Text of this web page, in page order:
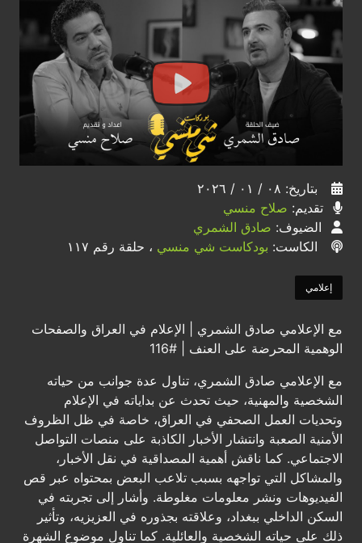
بتاريخ: ٠٨ / ٠١ / ٢٠٢٦
تقديم: صلاح منسي
الضيوف: صادق الشمري
الكاست: بودكاست شي منسي ، حلقة رقم ١١٧
إعلامي
مع الإعلامي صادق الشمري | الإعلام في العراق والصفحات
الوهمية المحرضة على العنف | #116
مع الإعلامي صادق الشمري، تناول عدة جوانب من حياته
الشخصية والمهنية، حيث تحدث عن بداياته في الإعلام
وتحديات العمل الصحفي في العراق، خاصة في ظل الظروف
الأمنية الصعبة وانتشار الأخبار الكاذبة على منصات التواصل
الاجتماعي. كما ناقش أهمية المصداقية في نقل الأخبار،
والمشاكل التي تواجهه بسبب تلاعب البعض بمحتواه عبر قص
الفيديوهات ونشر معلومات مغلوطة. وأشار إلى تجربته في
السكن الداخلي ببغداد، وعلاقته بجذوره في العزيزيه، وتأثير
ذلك على حياته الشخصية والعائلية. كما تناول موضوع الشهرة